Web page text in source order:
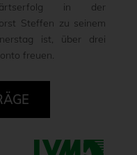
in der
Steffen zu seinem
ist, über drei
freuen.